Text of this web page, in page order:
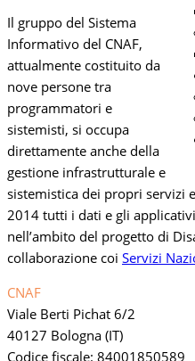
Il gruppo del Sistema
Informativo del CNAF,
attualmente costituito da
nove persone tra
programmatori e
sistemisti, si occupa
direttamente anche della
gestione infrastrutturale e
sistemistica dei propri servizi
2014 tutti i dati e gli
nell’ambito del progetto di
collaborazione coi Servizi
CNAF
Viale Berti Pichat 6/2
40127 Bologna (IT)
Codice fiscale: 84001850589